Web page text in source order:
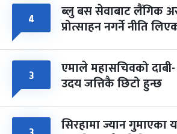
४ ब्लु बस सेवाबाट लैंगिक
प्रोत्साहन नगर्ने नीति
३ एमाले महासचिवको
उदय जत्तिकै छिटो हुन्छ
सिरहामा ज्यान गुमाएका